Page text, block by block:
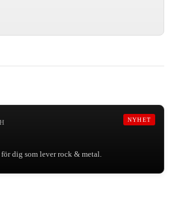
NYHET
dig som lever rock & metal.